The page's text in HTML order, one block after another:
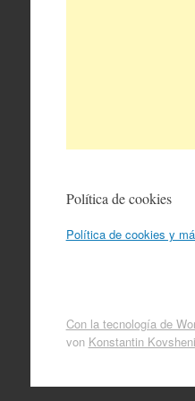
Política de cookies
Política de cookies y
Con la tecnología de
von Konstantin